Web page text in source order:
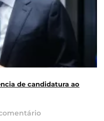
de candidatura ao